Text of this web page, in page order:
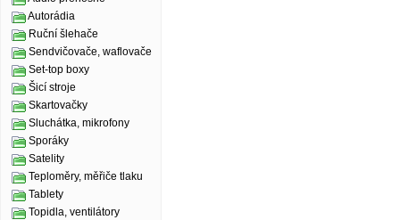
Autorádia
Ruční šlehače
Sendvičovače, waflovače
Set-top boxy
Šicí stroje
Skartovačky
Sluchátka, mikrofony
Sporáky
Satelity
Teploměry, měřiče tlaku
Tablety
Topidla, ventilátory